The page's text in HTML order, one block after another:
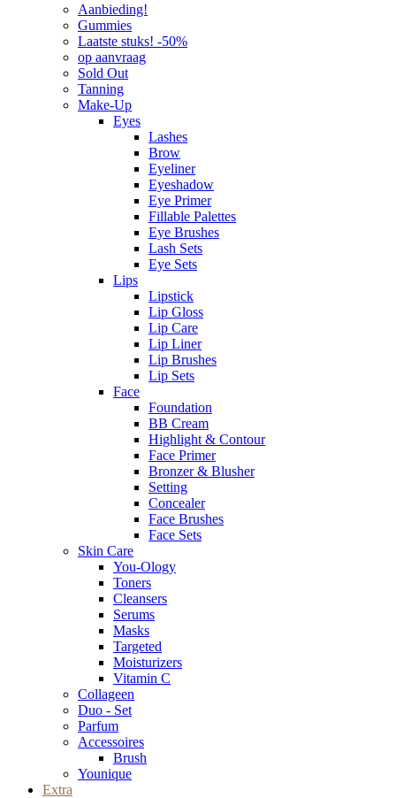
Aanbieding!
Gummies
Laatste stuks! -50%
op aanvraag
Sold Out
Tanning
Make-Up
Eyes
Lashes
Brow
Eyeliner
Eyeshadow
Eye Primer
Fillable Palettes
Eye Brushes
Lash Sets
Eye Sets
Lips
Lipstick
Lip Gloss
Lip Care
Lip Liner
Lip Brushes
Lip Sets
Face
Foundation
BB Cream
Highlight & Contour
Face Primer
Bronzer & Blusher
Setting
Concealer
Face Brushes
Face Sets
Skin Care
You-Ology
Toners
Cleansers
Serums
Masks
Targeted
Moisturizers
Vitamin C
Collageen
Duo - Set
Parfum
Accessoires
Brush
Younique
Extra